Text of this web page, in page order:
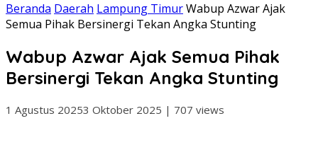
Beranda Daerah Lampung TimurWabup Azwar Ajak
Semua Pihak Bersinergi Tekan Angka Stunting
Wabup Azwar Ajak Semua Pihak
Bersinergi Tekan Angka Stunting
1 Agustus 20253 Oktober 2025 | 707 views